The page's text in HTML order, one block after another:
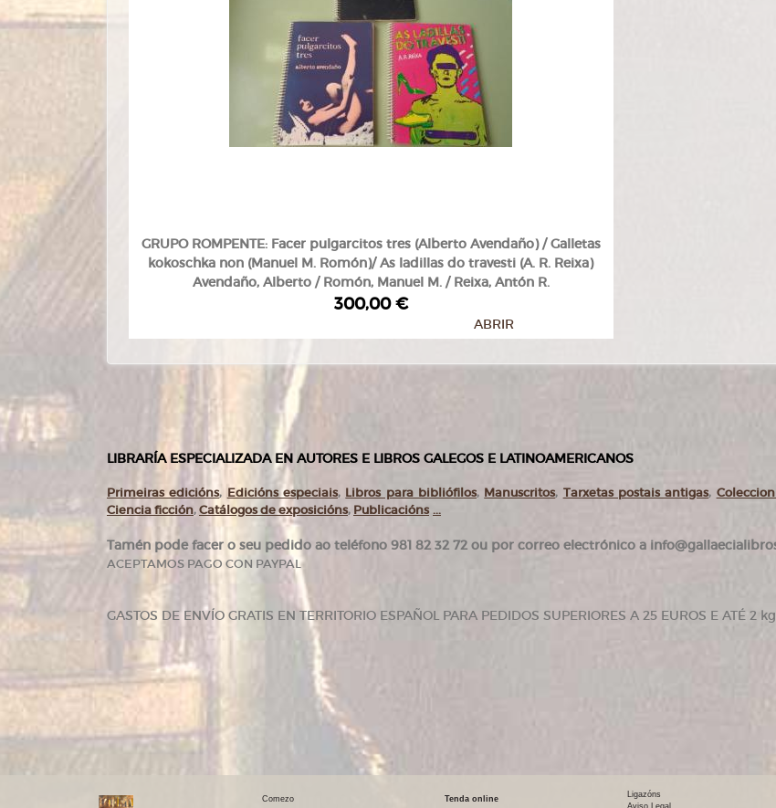
GRUPO ROMPENTE: Facer pulgarcitos tres (Alberto Avendaño) / Galletas
kokoschka non (Manuel M. Romón)/ As ladillas do travesti (A. R. Reixa)
Avendaño, Alberto / Romón, Manuel M. / Reixa, Antón R.
300,00 €
ABRIR
LIBRARÍA ESPECIALIZADA EN AUTORES E LIBROS GALEGOS E LATINOAMERICANOS
Primeiras edicións, Edicións especiais, Libros para bibliófilos, Manuscritos, Tarxetas postais antigas,
Ciencia ficción,Catálogos de exposicións, Publicacións ...
Tamén pode facer o seu pedido ao teléfono 981 82 32 72 ou por correo electrónico a
ACEPTAMOS PAGO CON PAYPAL
GASTOS DE ENVÍO GRATIS EN TERRITORIO ESPAÑOL PARA PEDIDOS SUPERIORES A 25 EUROS E ATÉ 2 kg
Comezo Tenda online
Ligazóns
Aviso Legal